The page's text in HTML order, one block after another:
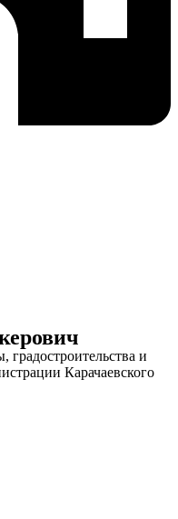
градостроительства и
Карачаевского